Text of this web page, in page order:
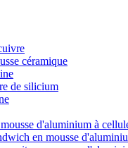
céramique
de silicium
d'aluminium à
en mousse